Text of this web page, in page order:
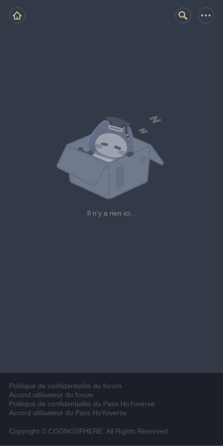
Il n'y a rien ici...
Politique de confidentialité du forum
Accord utilisateur du forum
Politique de confidentialité du Pass HoYoverse
Accord utilisateur du Pass HoYoverse
Copyright © COGNOSPHERE. All Rights Reserved.